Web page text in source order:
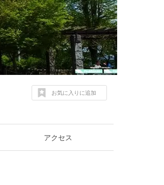
お気に入りに追加
アクセス